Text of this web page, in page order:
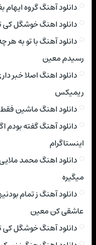
دانلود آهنگ گروه
دانلود اهنگ خوشگل کی
دانلود آهنگ با تو به
رسیدم معین
دانلود اهنگ اصلا خبر
ریمیکس
دانلود اهنگ ماشین
دانلود آهنگ گفته بودم
اینستاگرام
دانلود اهنگ محمد
میگیره
دانلود آهنگ ز تمام
عاشقی کن معین
دانلود آهنگ خوشگل کی